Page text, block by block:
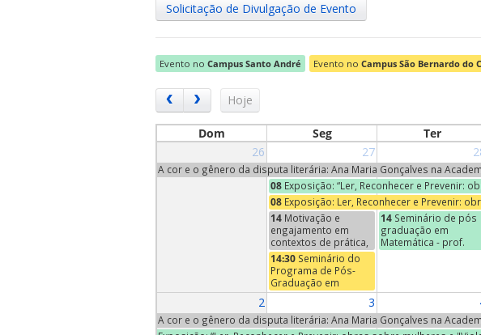
Solicitação de Divulgação de Evento
Evento no Campus Santo André Evento no Campus São Bernardo do
Hoje
Dom Seg Ter
26
27
A cor e o gênero da disputa literária: Ana Maria Gonçalves na
08 Exposição: “Ler, Reconhecer e Prevenir:
08 Exposição: Ler, Reconhecer e Prevenir:
14 Motivação e
engajamento em
contextos de prática,
ensino e
aprendizagem de
música | Conversas
Neuromusicais - Ano
14 Seminário de pós
graduação em
Matemática - prof.
Jean-Paul Brasselet
"Marie-Hélène
Schwartz, um nome
torre Eiffel"
14:30 Seminário do
Programa de Pós-
Graduação em
Economia – Profa
(Trinity University,
EUA)
2 3
A cor e o gênero da disputa literária: Ana Maria Gonçalves na